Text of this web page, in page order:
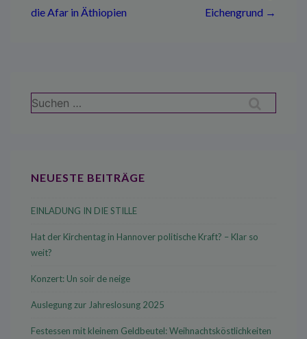
die Afar in Äthiopien
Eichengrund →
Suchen
nach:
NEUESTE BEITRÄGE
EINLADUNG IN DIE STILLE
Hat der Kirchentag in Hannover politische Kraft? – Klar so
weit?
Konzert: Un soir de neige
Auslegung zur Jahreslosung 2025
Festessen mit kleinem Geldbeutel: Weihnachtsköstlichkeiten